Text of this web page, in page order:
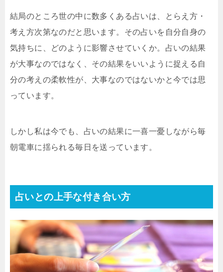
結局のところ世の中に数多くある占いは、とらえ方・
考え方次第なのだと思います。その占いを自分自身の
気持ちに、どのように影響させていくか。占いの結果
が大事なのではなく、その結果をいいように捉える自
分の考えの柔軟性が、大事なのではないかと今では思
っています。
しかし私は今でも、占いの結果に一喜一憂しながら毎
朝電車に揺られる毎日を送っています。
占いとの上手な付き合い方